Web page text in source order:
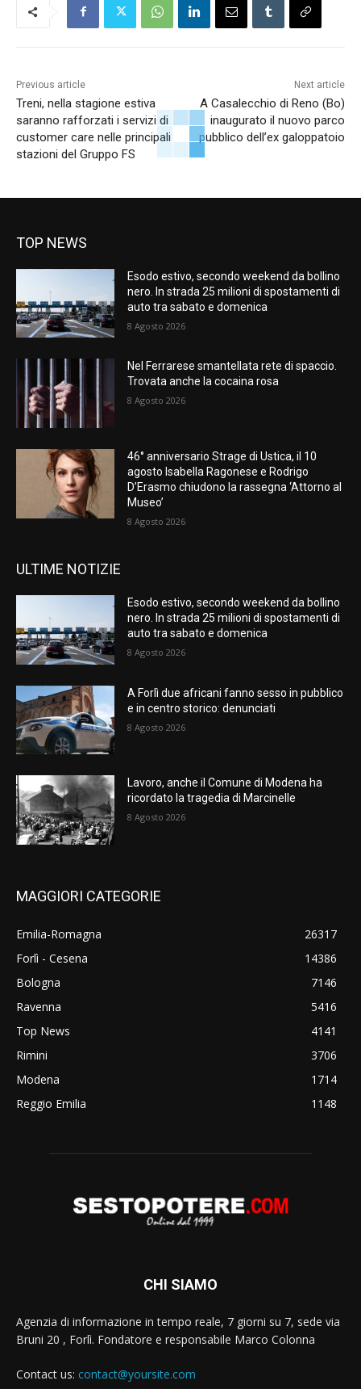
Previous article
Treni, nella stagione estiva
saranno rafforzati i servizi di
customer care nelle principali
stazioni del Gruppo FS
Next article
A Casalecchio di Reno (Bo)
inaugurato il nuovo parco
pubblico dell’ex galoppatoio
TOP NEWS
Esodo estivo, secondo weekend da bollino
nero. In strada 25 milioni di spostamenti di
auto tra sabato e domenica
8 Agosto 2026
Nel Ferrarese smantellata rete di spaccio.
Trovata anche la cocaina rosa
8 Agosto 2026
46° anniversario Strage di Ustica, il 10
agosto Isabella Ragonese e Rodrigo
D’Erasmo chiudono la rassegna ‘Attorno al
Museo’
8 Agosto 2026
ULTIME NOTIZIE
Esodo estivo, secondo weekend da bollino
nero. In strada 25 milioni di spostamenti di
auto tra sabato e domenica
8 Agosto 2026
A Forlì due africani fanno sesso in pubblico
e in centro storico: denunciati
8 Agosto 2026
Lavoro, anche il Comune di Modena ha
ricordato la tragedia di Marcinelle
8 Agosto 2026
MAGGIORI CATEGORIE
Emilia-Romagna
26317
Forlì - Cesena
14386
Bologna
7146
Ravenna
5416
Top News
4141
Rimini
3706
Modena
1714
Reggio Emilia
1148
CHI SIAMO
Agenzia di informazione in tempo reale, 7 giorni su 7, sede via
Bruni 20 , Forlì. Fondatore e responsabile Marco Colonna
Contact us: contact@yoursite.com